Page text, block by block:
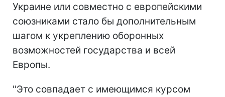
Украине или совместно с европейскими
союзниками стало бы дополнительным
шагом к укреплению оборонных
возможностей государства и всей
Европы.
"Это совпадает с имеющимся курсом